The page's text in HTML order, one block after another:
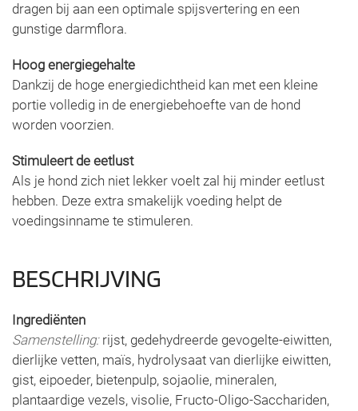
dragen bij aan een optimale spijsvertering en een
gunstige darmflora.
Hoog energiegehalte
Dankzij de hoge energiedichtheid kan met een kleine
portie volledig in de energiebehoefte van de hond
worden voorzien.
Stimuleert de eetlust
Als je hond zich niet lekker voelt zal hij minder eetlust
hebben. Deze extra smakelijk voeding helpt de
voedingsinname te stimuleren.
BESCHRIJVING
Ingrediënten
Samenstelling: rijst, gedehydreerde gevogelte-eiwitten,
dierlijke vetten, maïs, hydrolysaat van dierlijke eiwitten,
gist, eipoeder, bietenpulp, sojaolie, mineralen,
plantaardige vezels, visolie, Fructo-Oligo-Sacchariden,